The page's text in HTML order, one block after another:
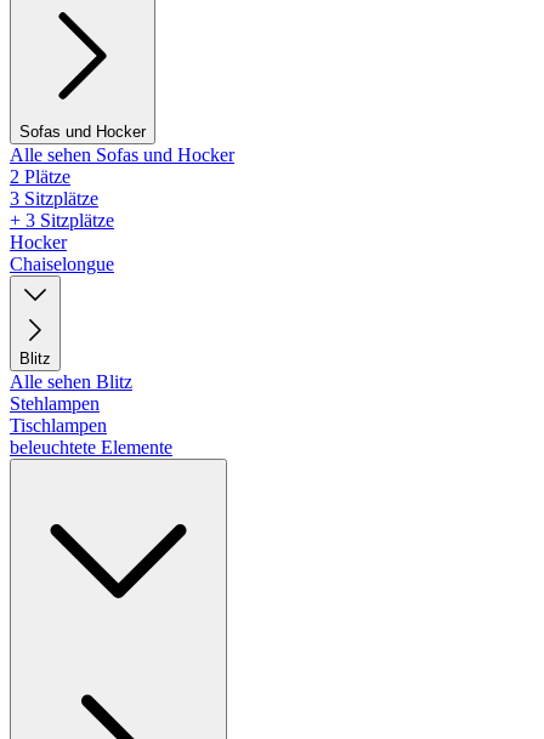
Sofas und Hocker
Alle sehen Sofas und Hocker
2 Plätze
3 Sitzplätze
+ 3 Sitzplätze
Hocker
Chaiselongue
Blitz
Alle sehen Blitz
Stehlampen
Tischlampen
beleuchtete Elemente